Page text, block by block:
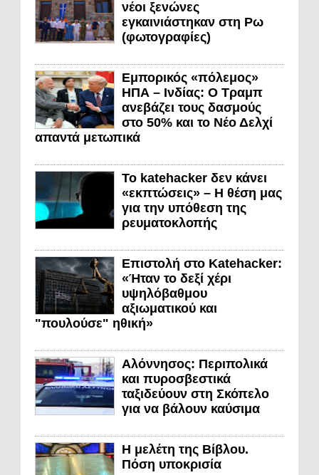
νέοι ξενώνες
εγκαινιάστηκαν στη Ρω
(φωτογραφίες)
Εμπορικός «πόλεμος»
ΗΠΑ – Ινδίας: Ο Τραμπ
ανεβάζει τους δασμούς
στο 50% και το Νέο Δελχί
απαντά μετωπικά
Το katehacker δεν κάνει
«εκπτώσεις» – Η θέση μας
για την υπόθεση της
ρευματοκλοπής
Επιστολή στο Katehacker:
«Ήταν το δεξί χέρι
υψηλόβαθμου
αξιωματικού και
"πουλούσε" ηθική»
Αλόννησος: Περιπολικά
και πυροσβεστικά
ταξιδεύουν στη Σκόπελο
για να βάλουν καύσιμα
Η μελέτη της Βίβλου.
Πόση υποκρισία